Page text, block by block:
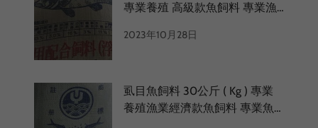
專業養殖 高級款魚飼料 專業漁
鱸魚料 鱸魚餌料 鱸魚顆粒料
2023年10月28日
虱目魚飼料 30公斤 ( Kg ) 專業
養殖漁業經濟款魚飼料 專業魚